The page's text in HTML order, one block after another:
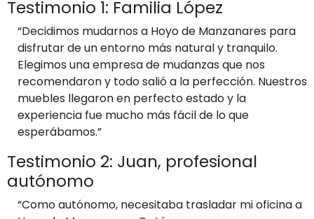
Testimonio 1: Familia López
“Decidimos mudarnos a Hoyo de Manzanares para
disfrutar de un entorno más natural y tranquilo.
Elegimos una empresa de mudanzas que nos
recomendaron y todo salió a la perfección. Nuestros
muebles llegaron en perfecto estado y la
experiencia fue mucho más fácil de lo que
esperábamos.”
Testimonio 2: Juan, profesional
autónomo
“Como autónomo, necesitaba trasladar mi oficina a